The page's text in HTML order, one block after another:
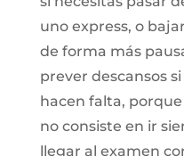
uno express, o
de forma más
prever descansos
hacen falta,
no consiste en ir
llegar al examen